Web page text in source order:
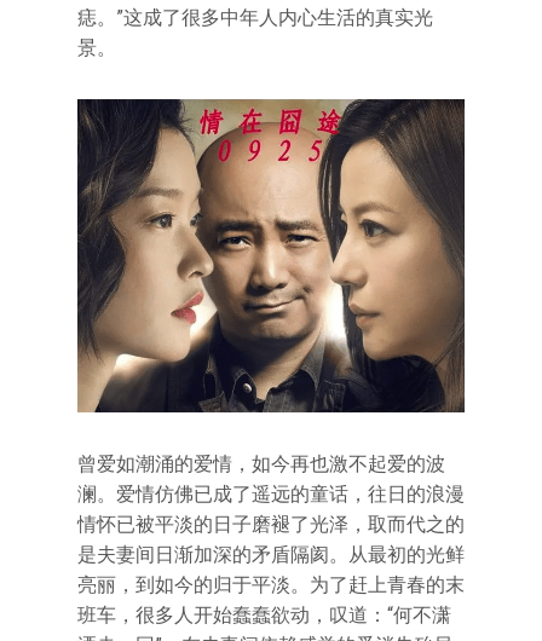
痣。”这成了很多中年人内心生活的真实光
景。
曾爱如潮涌的爱情，如今再也激不起爱的波
澜。爱情仿佛已成了遥远的童话，往日的浪漫
情怀已被平淡的日子磨褪了光泽，取而代之的
是夫妻间日渐加深的矛盾隔阂。从最初的光鲜
亮丽，到如今的归于平淡。为了赶上青春的末
班车，很多人开始蠢蠢欲动，叹道：“何不潇